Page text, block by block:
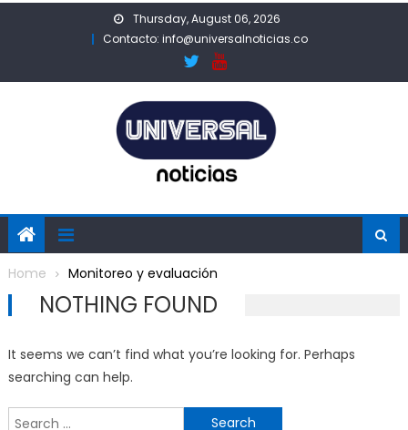
Thursday, August 06, 2026
Contacto: info@universalnoticias.co
Home Monitoreo y evaluación
NOTHING FOUND
It seems we can’t find what you’re looking for. Perhaps
searching can help.